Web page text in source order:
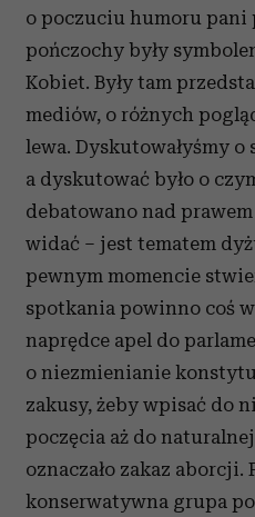
o poczuciu humoru pani
pończochy były
Kobiet. Były tam
mediów, o różnych
lewa. Dyskutowałyśmy
a dyskutować było o
debatowano nad
widać – jest tematem
pewnym momencie
spotkania powinno coś
naprędce apel do
o niezmienianie
zakusy, żeby wpisać do
poczęcia aż do
oznaczało zakaz aborcji.
konserwatywna grupa